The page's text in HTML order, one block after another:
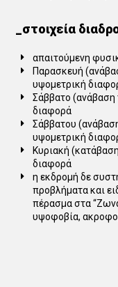
_στοιχεία
απαιτούμενη
Παρασκευή
υψομετρική
Σάββατο (ανάβαση
διαφορά
Σάββατου
υψομετρική
Κυριακή
διαφορά
η εκδρομή δε
προβλήματα και
πέρασμα στα
υψοφοβία,